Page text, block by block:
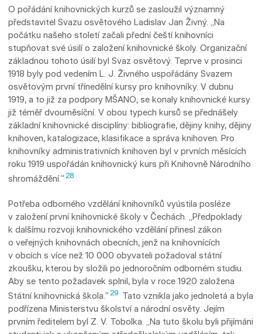
O pořádání knihovnických kurzů se zasloužil významný
představitel Svazu osvětového Ladislav Jan Živný. „Na
počátku našeho století začali přední čeští knihovníci
stupňovat své úsilí o založení knihovnické školy. Organizační
základnou tohoto úsilí byl Svaz osvětový. Teprve v prosinci
1918 byly pod vedením L. J. Živného uspořádány Svazem
osvětovým první tříneděl­ní kursy pro knihovníky. V dubnu
1919, a to již za podpory MŠANO, se konaly knihovnické kursy
již téměř dvouměsíční. V obou typech kursů se přednášely
základní knihovnické di­s­ciplíny: bibliografie, dějiny knihy, dějiny
knihoven, ka­ta­logizace, klasifikace a správa knihoven. Pro
knihovníky administrativních knihoven byl v prv­ních měsících
roku 1919 uspořádán knihovnický kurs při Knihovně Národního
shromáždění.“ 28
Potřeba odborného vzdělání knihovníků vyústila posléze
v založení první knihovnické ško­ly v Čechách. „Předpoklady
k dalšímu rozvoji knihovnického vzdělání přinesl zákon
o veřejných knihovnách obecních, jenž na knihovnících
v obcích s více než 10 000 obyvateli požadoval státní
zkoušku, kterou by složili po jednoročním odborném studiu.
Aby se tento požadavek splnil, byla v roce 1920 založena
Státní knihovnická škola.“ 29 Tato vznikla jako jednoletá a byla
podřízena Ministerstvu školství a národní osvěty. Jejím
prvním ředitelem byl Z. V. Tobolka. „Na tuto školu byli přijímáni